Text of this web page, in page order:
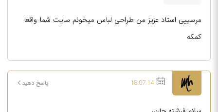
مرسییی استاد عزیز من طراحی لباس میخونم سایت شما واقعا
کمکه
18.07.14 پاسخ دهید